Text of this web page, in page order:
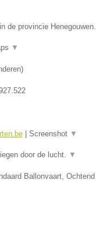
de provincie Henegouwen.
▼
)
| Screenshot ▼
door de lucht. ▼
Ballonvaart, Ochtend